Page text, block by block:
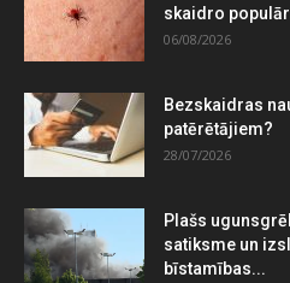
skaidro
06/08/2026
Bezskaidras
patērētājiem?
28/07/2026
Plašs
satiksme un
bīstamības...